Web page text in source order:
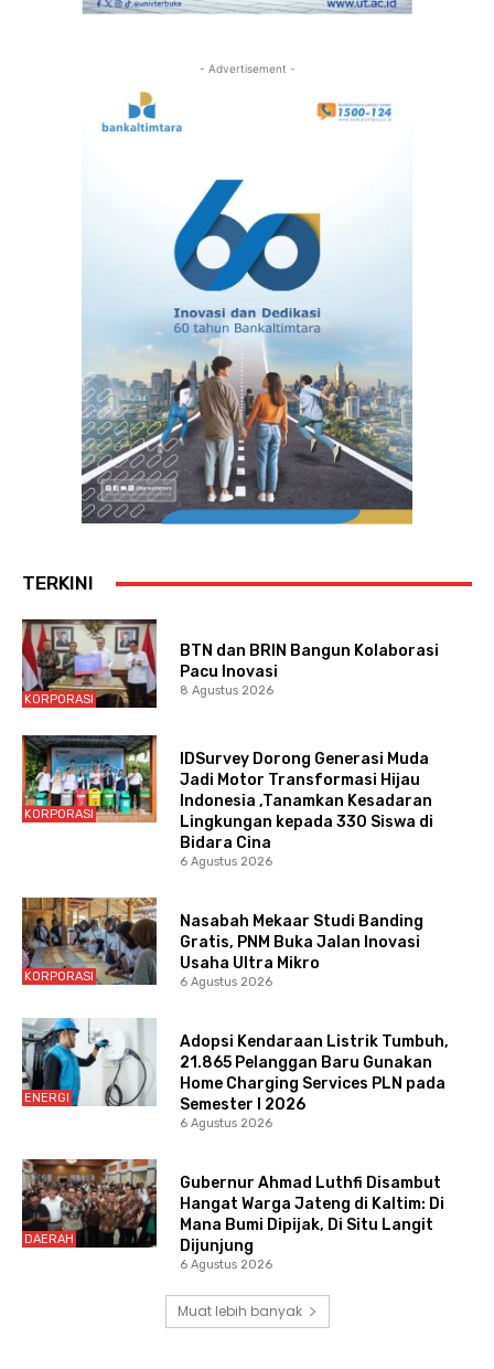
- Advertisement -
TERKINI
KORPORASI
BTN dan BRIN Bangun Kolaborasi
Pacu Inovasi
8 Agustus 2026
KORPORASI
IDSurvey Dorong Generasi Muda
Jadi Motor Transformasi Hijau
Indonesia ,Tanamkan Kesadaran
Lingkungan kepada 330 Siswa di
Bidara Cina
6 Agustus 2026
KORPORASI
Nasabah Mekaar Studi Banding
Gratis, PNM Buka Jalan Inovasi
Usaha Ultra Mikro
6 Agustus 2026
ENERGI
Adopsi Kendaraan Listrik Tumbuh,
21.865 Pelanggan Baru Gunakan
Home Charging Services PLN pada
Semester I 2026
6 Agustus 2026
DAERAH
Gubernur Ahmad Luthfi Disambut
Hangat Warga Jateng di Kaltim: Di
Mana Bumi Dipijak, Di Situ Langit
Dijunjung
6 Agustus 2026
Muat lebih banyak